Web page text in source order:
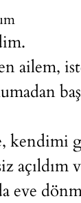
ailem,
açıldım